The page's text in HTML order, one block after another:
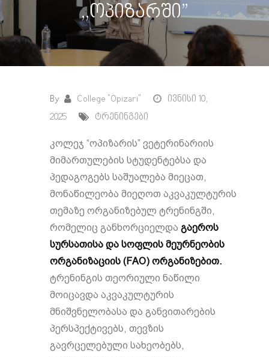
,,ოპიზარში”
By College "Opizari"
ივნისი 10,
2025
ტრენინგები
კოლეჯ “ოპიზარის” ვეტერინარიის
მიმართულების სტუდენტებსა და
პედაგოგებს საშუალება მიეცათ,
მონაწილეობა მიეღოთ აკვაკულტურის
თემაზე ორგანიზებულ ტრენინგში,
რომელიც განხორციელდა გაეროს
სურსათისა და სოფლის მეურნეობის
ორგანიზაციის (FAO) ორგანიზებით.
ტრენინგის თეორიული ნაწილი
მოიცავდა აკვაკულტურის
მნიშვნელობასა და განვითარების
პერსპექტივებს, თევზის
გავრცელებული სახეობებს,